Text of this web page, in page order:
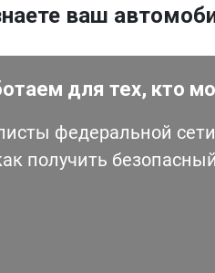
ваш
для тех, кто
федеральной
получить